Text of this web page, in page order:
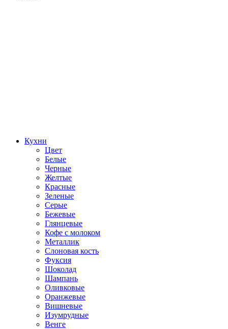
Кухни
Цвет
Белые
Черные
Желтые
Красные
Зеленые
Серые
Бежевые
Глянцевые
Кофе с молоком
Металлик
Слоновая кость
Фуксия
Шоколад
Шампань
Оливковые
Оранжевые
Вишневые
Изумрудные
Венге